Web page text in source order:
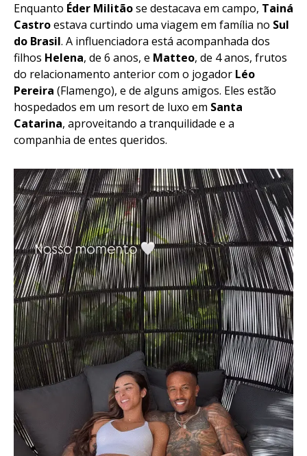
Enquanto Éder Militãose destacava em campo, Tainá
Castroestava curtindo uma viagem em família no Sul
do Brasil. A influenciadora está acompanhada dos
filhos Helena, de 6 anos, e Matteo, de 4 anos, frutos
do relacionamento anterior com o jogador Léo
Pereira (Flamengo), e de alguns amigos. Eles estão
hospedados em um resort de luxo em Santa
Catarina, aproveitando a tranquilidade e a
companhia de entes queridos.